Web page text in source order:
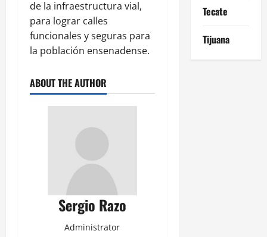
de la infraestructura vial,
para lograr calles
funcionales y seguras para
la población ensenadense.
ABOUT THE AUTHOR
Sergio Razo
Administrator
Tecate
Tijuana